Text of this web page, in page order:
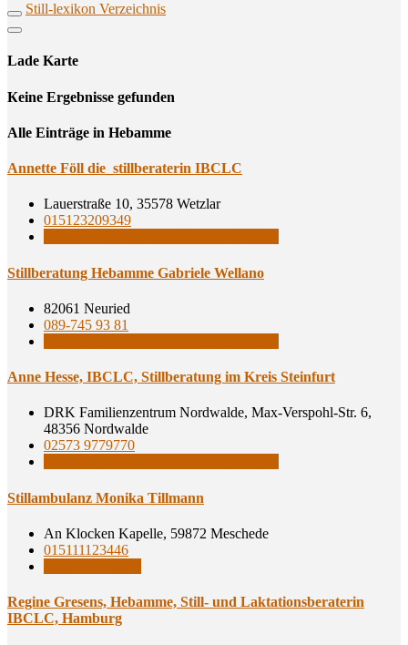
Still-lexikon Verzeichnis
Lade Karte
Кeine Ergebnisse gefunden
Alle Einträge in Hebamme
Annet­te Föll die_stillberaterin IBCLC
Lauerstraße 10, 35578 Wetzlar
015123209349
Still­be­ra­tung Heb­am­me Gabrie­le Wellano
82061 Neuried
089-745 93 81
Anne Hes­se, IBCLC, Still­be­ra­tung im Kreis Steinfurt
DRK Familienzentrum Nordwalde, Max-Verspohl-Str. 6,
48356 Nordwalde
02573 9779770
Still­am­bu­lanz Moni­ka Tillmann
An Klocken Kapelle, 59872 Meschede
015111123446
Regi­ne Gre­sens, Heb­am­me, Still- und Lak­ta­ti­ons­be­ra­te­rin
IBCLC, Hamburg